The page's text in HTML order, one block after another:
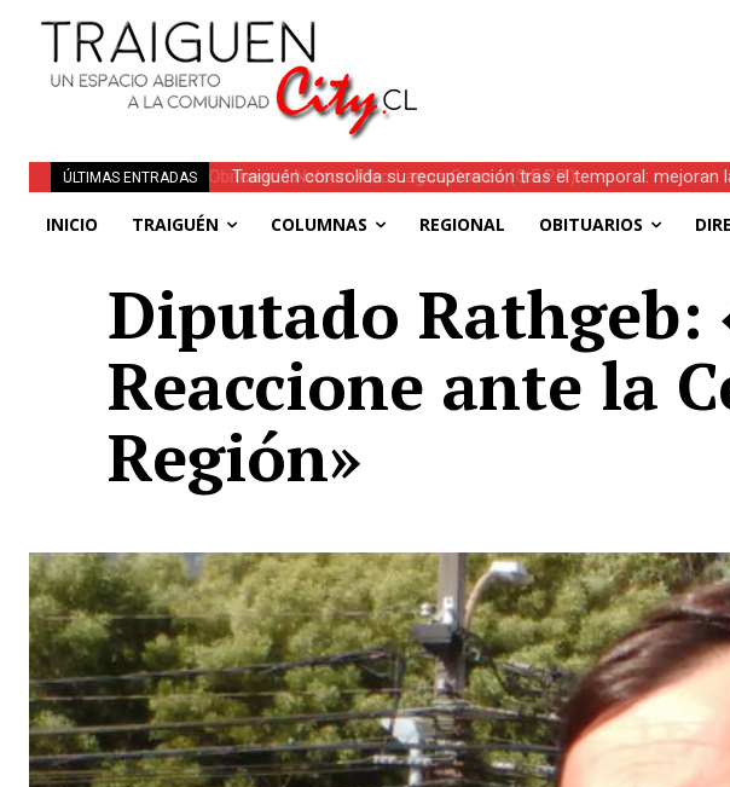
ÚLTIMAS ENTRADAS
Traiguén consolida su recuperación tras el temporal:
INICIO TRAIGUÉN COLUMNAS REGIONAL OBITUARIOS
Diputado Rathgeb:
Reaccione ante la
Región»